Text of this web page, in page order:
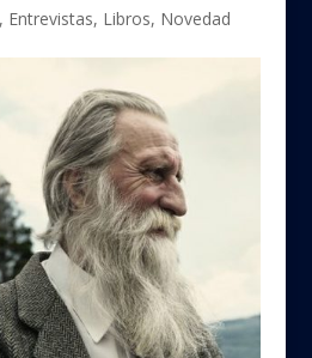
, Entrevistas, Libros, Novedad